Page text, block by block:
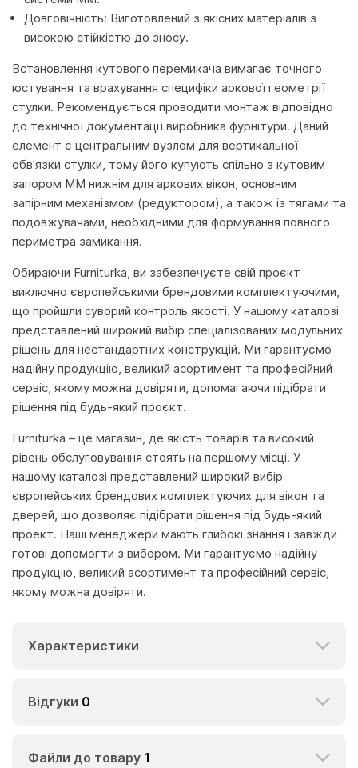
Довговічність: Виготовлений з якісних матеріалів з
високою стійкістю до зносу.
Встановлення кутового перемикача вимагає точного
юстування та врахування специфіки аркової геометрії
стулки. Рекомендується проводити монтаж відповідно
до технічної документації виробника фурнітури. Даний
елемент є центральним вузлом для вертикальної
обв'язки стулки, тому його купують спільно з кутовим
запором MM нижнім для аркових вікон, основним
запірним механізмом (редуктором), а також із тягами та
подовжувачами, необхідними для формування повного
периметра замикання.
Обираючи Furniturka, ви забезпечуєте свій проєкт
виключно європейськими брендовими комплектуючими,
що пройшли суворий контроль якості. У нашому каталозі
представлений широкий вибір спеціалізованих модульних
рішень для нестандартних конструкцій. Ми гарантуємо
надійну продукцію, великий асортимент та професійний
сервіс, якому можна довіряти, допомагаючи підібрати
рішення під будь-який проєкт.
Furniturka – це магазин, де якість товарів та високий
рівень обслуговування стоять на першому місці. У
нашому каталозі представлений широкий вибір
європейських брендових комплектуючих для вікон та
дверей, що дозволяє підібрати рішення під будь-який
проект. Наші менеджери мають глибокі знання і завжди
готові допомогти з вибором. Ми гарантуємо надійну
продукцію, великий асортимент та професійний сервіс,
якому можна довіряти.
Характеристики
Відгуки 0
Файли до товару 1